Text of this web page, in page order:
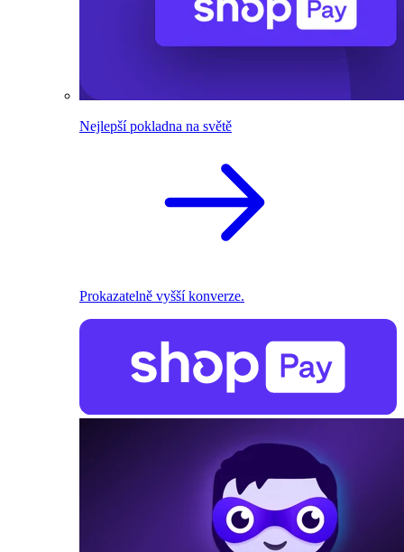
Nejlepší pokladna na světě
Prokazatelně vyšší konverze.